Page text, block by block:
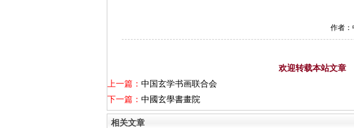
作者
欢迎转载本站文章
上一篇： 中国玄学书画联合会
下一篇： 中國玄學書畫院
相关文章